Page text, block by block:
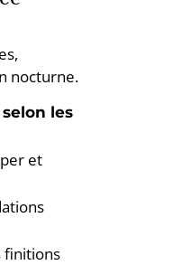
nocturne.
les
et
finitions